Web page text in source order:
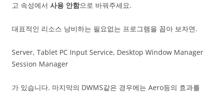
고 속성에서 사용 안함으로 바꿔주세요.
대표적인 리소스 낭비하는 필요없는 프로그램을 꼽아 보자면.
Server, Tablet PC Input Service, Desktop Window Manager
Session Manager
가 있습니다. 마지막의 DWMS같은 경우에는 Aero등의 효과를